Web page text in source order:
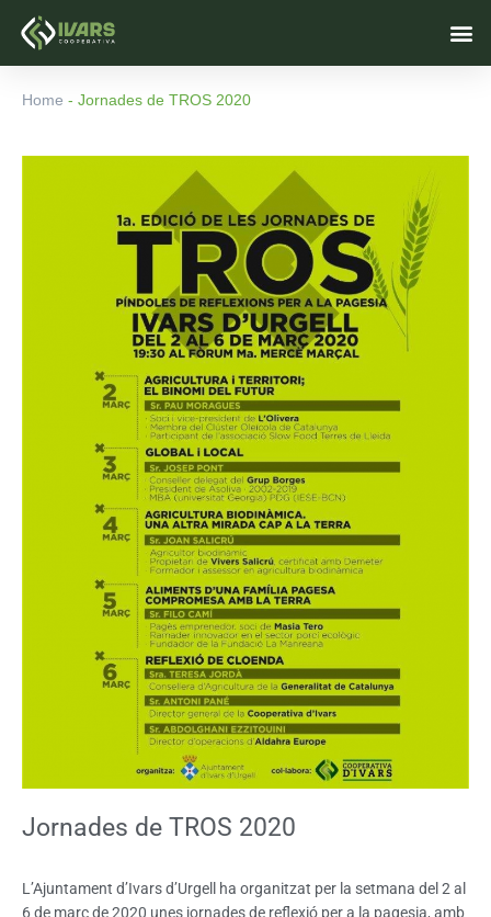
Home - Jornades de TROS 2020
Jornades de TROS 2020
L’Ajuntament d’Ivars d’Urgell ha organitzat per la setmana del 2 al
6 de març de 2020 unes jornades de reflexió per a la pagesia, amb